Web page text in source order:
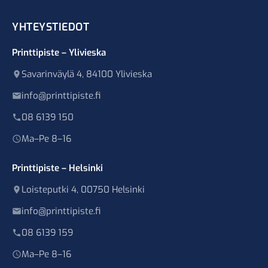
YHTEYSTIEDOT
Printtipiste – Ylivieska
Savarinväylä 4, 84100 Ylivieska
info@printtipiste.fi
08 6139 150
Ma–Pe 8–16
Printtipiste – Helsinki
Loisteputki 4, 00750 Helsinki
info@printtipiste.fi
08 6139 159
Ma–Pe 8–16